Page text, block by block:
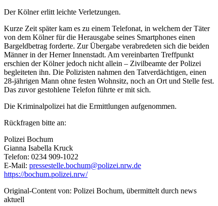
Der Kölner erlitt leichte Verletzungen.
Kurze Zeit später kam es zu einem Telefonat, in welchem der Täter
von dem Kölner für die Herausgabe seines Smartphones einen
Bargeldbetrag forderte. Zur Übergabe verabredeten sich die beiden
Männer in der Herner Innenstadt. Am vereinbarten Treffpunkt
erschien der Kölner jedoch nicht allein – Zivilbeamte der Polizei
begleiteten ihn. Die Polizisten nahmen den Tatverdächtigen, einen
28-jährigen Mann ohne festen Wohnsitz, noch an Ort und Stelle fest.
Das zuvor gestohlene Telefon führte er mit sich.
Die Kriminalpolizei hat die Ermittlungen aufgenommen.
Rückfragen bitte an:
Polizei Bochum
Gianna Isabella Kruck
Telefon: 0234 909-1022
E-Mail: pressestelle.bochum@polizei.nrw.de
https://bochum.polizei.nrw/
Original-Content von: Polizei Bochum, übermittelt durch news
aktuell